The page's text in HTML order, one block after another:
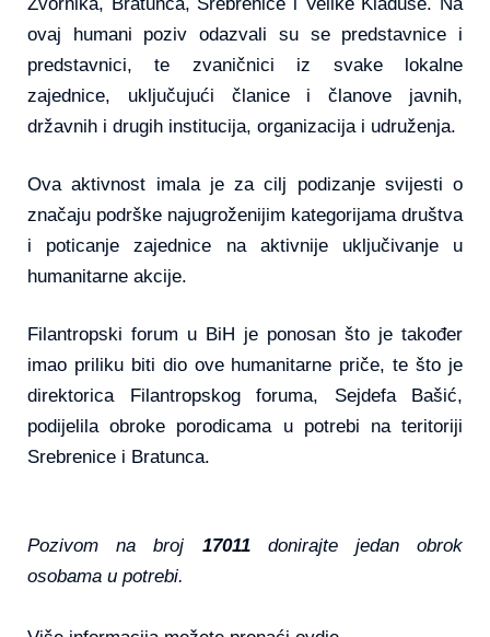
ovaj humani poziv odazvali su se predstavnice i
predstavnici, te zvaničnici iz svake lokalne
zajednice, uključujući članice i članove javnih,
državnih i drugih institucija, organizacija i udruženja.
Ova aktivnost imala je za cilj podizanje svijesti o
značaju podrške najugroženijim kategorijama društva
i poticanje zajednice na aktivnije uključivanje u
humanitarne akcije.
Filantropski forum u BiH je ponosan što je također
imao priliku biti dio ove humanitarne priče, te što je
direktorica Filantropskog foruma, Sejdefa Bašić,
podijelila obroke porodicama u potrebi na teritoriji
Srebrenice i Bratunca.
Pozivom na broj 17011 donirajte jedan obrok
osobama u potrebi.